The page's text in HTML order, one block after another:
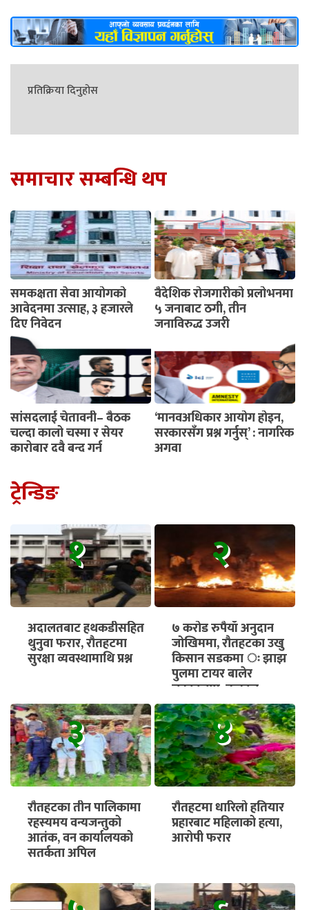
प्रतिक्रिया दिनुहोस
समाचार सम्बन्धि थप
समकक्षता सेवा आयोगको
आवेदनमा उत्साह, ३ हजारले
दिए निवेदन
वैदेशिक रोजगारीको प्रलोभनमा
५ जनाबाट ठगी, तीन
जनाविरुद्ध उजुरी
सांसदलाई चेतावनी– बैठक
चल्दा कालो चस्मा र सेयर
कारोबार दुवै बन्द गर्नू
‘मानवअधिकार आयोग होइन,
सरकारसँग प्रश्न गर्नुस्’ : नागरिक
अगुवा
ट्रेन्डिङ
१
अदालतबाट हथकडीसहित
थुनुवा फरार, रौतहटमा
सुरक्षा व्यवस्थामाथि प्रश्न
२
७ करोड रुपैयाँ अनुदान
जोखिममा, रौतहटका उखु
किसान सडकमा ः झाझ
पुलमा टायर बालेर
चक्काजाम, तत्काल
भुक्तानी सुनिश्चित गर्न माग
३
रौतहटका तीन पालिकामा
रहस्यमय वन्यजन्तुको
आतंक, वन कार्यालयको
सतर्कता अपिल
४
रौतहटमा धारिलो हतियार
प्रहारबाट महिलाको हत्या,
आरोपी फरार